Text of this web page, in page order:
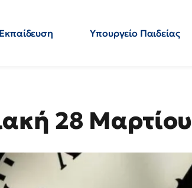
Εκπαίδευση Υπουργείο Παιδείας
28 Μαρτίου